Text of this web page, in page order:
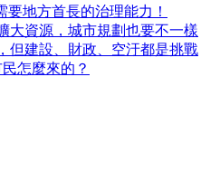
地方首長的治理能力！
大資源，城市規劃也要不一樣
但建設、財政、空汙都是挑戰
怎麼來的？